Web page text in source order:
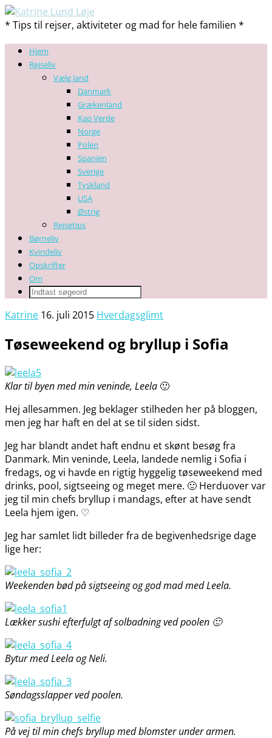
* Tips til rejser, aktiviteter og mad for hele familien *
Hjem
Rejseliv
Vælg land
Danmark
Grækenland
Kap Verde
Norge
Polen
Spanien
Sverige
Tyskland
USA
Østrig
Rejsetips
Børneliv
Kvindeliv
Opskrifter
Om
Katrine 16. juli 2015 Hverdagsglimt
Tøseweekend og bryllup i Sofia
Klar til byen med min veninde, Leela 🙂
Hej allesammen. Jeg beklager stilheden her på bloggen,
men jeg har haft en del at se til siden sidst.
Jeg har blandt andet haft endnu et skønt besøg fra
Danmark. Min veninde, Leela, landede nemlig i Sofia i
fredags, og vi havde en rigtig hyggelig tøseweekend med
drinks, pool, sigtseeing og meget mere. 🙂 Herduover var
jeg til min chefs bryllup i mandags, efter at have sendt
Leela hjem igen. ♡
Jeg har samlet lidt billeder fra de begivenhedsrige dage
lige her:
Weekenden bød på sigtseeing og god mad med Leela.
Lækker sushi efterfulgt af solbadning ved poolen 🙂
Bytur med Leela og Neli.
Søndagsslapper ved poolen.
På vej til min chefs bryllup med blomster under armen.